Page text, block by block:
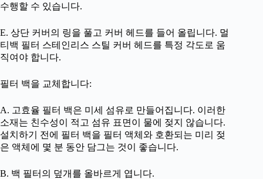
수행할 수 있습니다.
E. 상단 커버의 링을 풀고 커버 헤드를 들어 올립니다. 멀
티백 필터 스테인리스 스틸 커버 헤드를 특정 각도로 움
직여야 합니다.
필터 백을 교체합니다:
A. 고효율 필터 백은 미세 섬유로 만들어집니다. 이러한
소재는 친수성이 적고 섬유 표면이 물에 젖지 않습니다.
설치하기 전에 필터 백을 필터 액체와 호환되는 미리 젖
은 액체에 몇 분 동안 담그는 것이 좋습니다.
B. 백 필터의 덮개를 올바르게 엽니다.